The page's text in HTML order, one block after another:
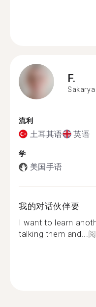
F.
Sakarya
流利
土耳其语 英语
学
美国手语
我的对话伙伴要
I want to learn
talking them and...